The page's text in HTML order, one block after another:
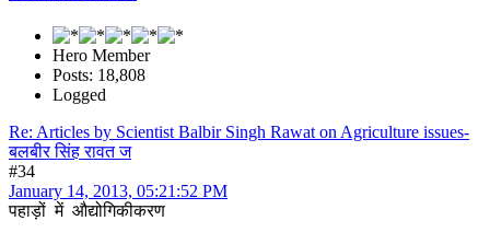
Hero Member
Posts: 18,808
Logged
Re: Articles by Scientist Balbir Singh Rawat on Agriculture issues-
बलबीर सिंह रावत ज
#34
January 14, 2013, 05:21:52 PM
पहाड़ों में औद्योगिकीकरण